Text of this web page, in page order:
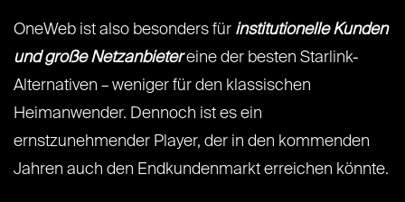
OneWeb ist also besonders für institutionelle Kunden
und große Netzanbietereine der besten Starlink-
Alternativen – weniger für den klassischen
Heimanwender. Dennoch ist es ein
ernstzunehmender Player, der in den kommenden
Jahren auch den Endkundenmarkt erreichen könnte.